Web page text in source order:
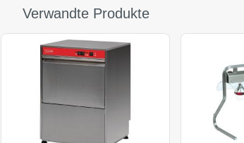
Verwandte Produkte